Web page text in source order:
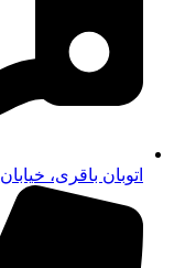
اتوبان باقری، خیابان 196 غربی، بعد از اردیبهشت، پلاک77